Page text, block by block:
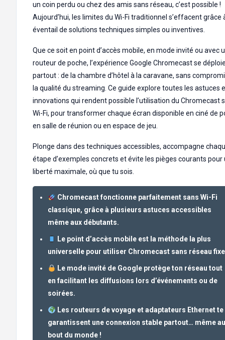
un coin perdu ou chez des amis sans réseau, c’est possible !
Aujourd’hui, les limites du Wi-Fi traditionnel s’effacent grâce
éventail de solutions techniques simples ou inventives.
Que ce soit en point d’accès mobile, en mode invité ou avec
routeur de poche, l’expérience Google Chromecast se
partout : de la chambre d’hôtel à la caravane, sans
la qualité du streaming. Ce guide explore toutes les astuces
innovations qui rendent possible l’utilisation du Chromecast
Wi-Fi, pour transformer chaque écran disponible en ciné de
en salle de réunion ou en espace de jeu.
Plonge dans des techniques accessibles, accompagne
étape d’exemples concrets et évite les pièges courants pour
liberté maximale, où que tu sois.
Chromecast fonctionne parfaitement sans Wi-Fi
classique, grâce à plusieurs astuces accessibles
même aux débutants.
Le point d’accès mobile est la méthode la plus
universelle pour utiliser Chromecast sans réseau
Le mode invité de Google protège ton réseau tout
en facilitant les diffusions lors d’événements ou de
soirées.
Les routeurs de voyage et adaptateurs Ethernet te
garantissent une connexion stable partout… même au
bout du monde !